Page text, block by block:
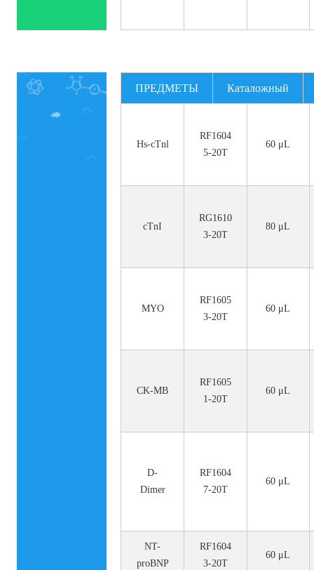
ПРЕДМЕТЫ Каталожный
Hs-cTnl
RF1604
5-20T
60 μL
cTnI
RG1610
3-20T
80 μL
MYO
RF1605
3-20T
60 μL
CK-MB
RF1605
1-20T
60 μL
D-
Dimer
RF1604
7-20T
60 μL
NT-
proBNP
RF1604
3-20T
60 μL